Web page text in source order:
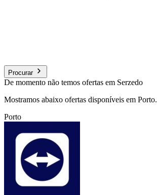
Procurar
De momento não temos ofertas em Serzedo
Mostramos abaixo ofertas disponíveis em Porto.
Porto